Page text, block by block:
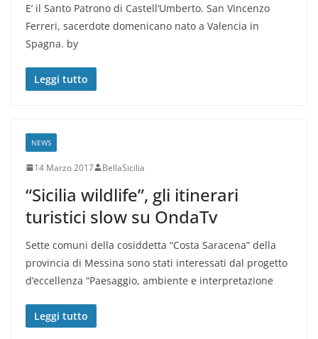
E’ il Santo Patrono di Castell‘Umberto. San Vincenzo
Ferreri, sacerdote domenicano nato a Valencia in
Spagna. by
Leggi tutto
NEWS
14 Marzo 2017 BellaSicilia
“Sicilia wildlife”, gli itinerari
turistici slow su OndaTv
Sette comuni della cosiddetta “Costa Saracena” della
provincia di Messina sono stati interessati dal progetto
d’eccellenza “Paesaggio, ambiente e interpretazione
Leggi tutto